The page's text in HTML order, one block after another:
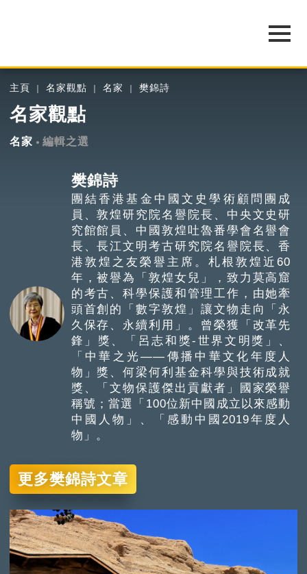
主頁 名家觀點 名家 樊錦詩
名家觀點
名家 編輯之選
樊錦詩
團結香港基金中國文史學術顧問團成
員、敦煌研究院名譽院長、中央文史研
究館館員、中國敦煌吐魯番學會名譽會
長、長江文明考古研究院名譽院長、香
港敦煌之友榮譽主席。札根敦煌近60
年，被譽為「敦煌女兒」，致力莫高窟
的考古、科學保護和管理工作，由她牽
頭首創的「數字敦煌」讓文物走向「永
久保存、永續利用」。曾榮獲「改革先
鋒」獎、「呂志和獎-世界文明獎」、
「中華之光——傳播中華文化年度人
物」獎、何梁何利基金科學與技術成就
獎、「文物保護傑出貢獻者」國家榮譽
稱號；當選「100位新中國成立以來感動
中國人物」、「感動中國2019年度人
物」。
更多樊錦詩文章